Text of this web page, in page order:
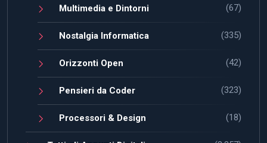
Multimedia e Dintorni (67)
Nostalgia Informatica (335)
Orizzonti Open (42)
Pensieri da Coder (323)
Processori & Design (18)